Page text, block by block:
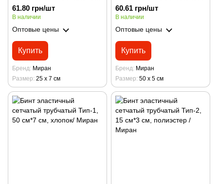
Миран
61.80 грн/шт
В наличии
Оптовые цены
Купить
Бренд Миран
Размер 25 х 7 см
Миран
60.61 грн/шт
В наличии
Оптовые цены
Купить
Бренд Миран
Размер 50 х 5 см